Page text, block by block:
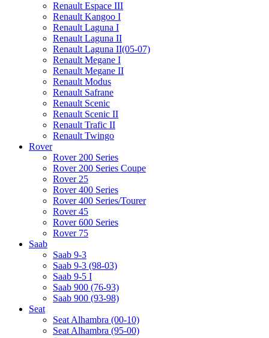
Renault Espace III
Renault Kangoo I
Renault Laguna I
Renault Laguna II
Renault Laguna II(05-07)
Renault Megane I
Renault Megane II
Renault Modus
Renault Safrane
Renault Scenic
Renault Scenic II
Renault Trafic II
Renault Twingo
Rover
Rover 200 Series
Rover 200 Series Coupe
Rover 25
Rover 400 Series
Rover 400 Series/Tourer
Rover 45
Rover 600 Series
Rover 75
Saab
Saab 9-3
Saab 9-3 (98-03)
Saab 9-5 I
Saab 900 (76-93)
Saab 900 (93-98)
Seat
Seat Alhambra (00-10)
Seat Alhambra (95-00)